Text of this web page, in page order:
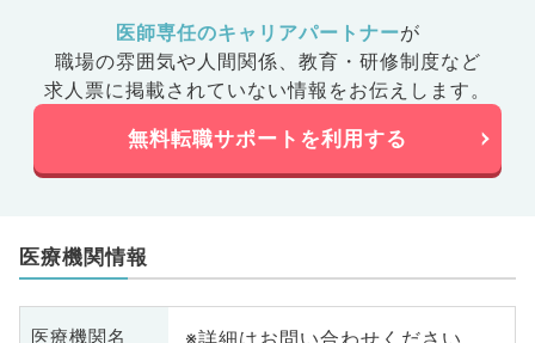
医師専任のキャリアパートナーが
職場の雰囲気や人間関係、 教育・研修制度など
求人票に掲載されていない情報をお伝えします。
無料転職サポートを利用する
医療機関情報
医療機関名 ※詳細はお問い合わせください